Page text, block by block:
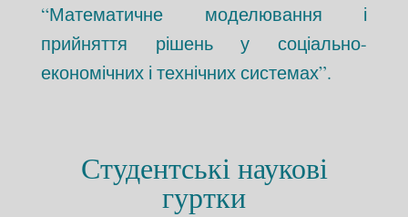
“Математичне моделювання і
прийняття рішень у соціально-
економічних і технічних системах”.
Студентські наукові
гуртки